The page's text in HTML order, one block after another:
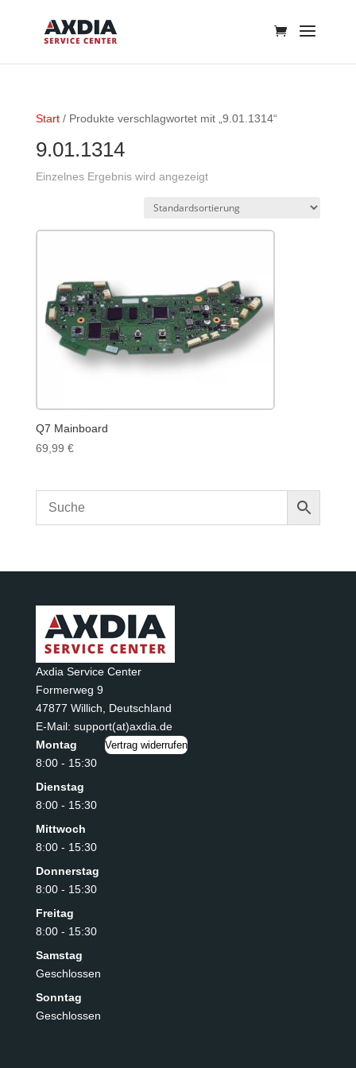
Start/ Produkte verschlagwortet mit „9.01.1314“
9.01.1314
Einzelnes Ergebnis wird angezeigt
Q7 Mainboard
69,99 €
Axdia Service Center
Formerweg 9
47877 Willich
Deutschland
E-Mail: support(at)axdia.de
Montag
8:00 - 15:30
Dienstag
8:00 - 15:30
Mittwoch
8:00 - 15:30
Donnerstag
8:00 - 15:30
Freitag
8:00 - 15:30
Samstag
Geschlossen
Sonntag
Geschlossen
Vertrag widerrufen